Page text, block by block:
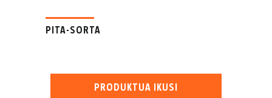
PITA-SORTA
PRODUKTUA IKUSI